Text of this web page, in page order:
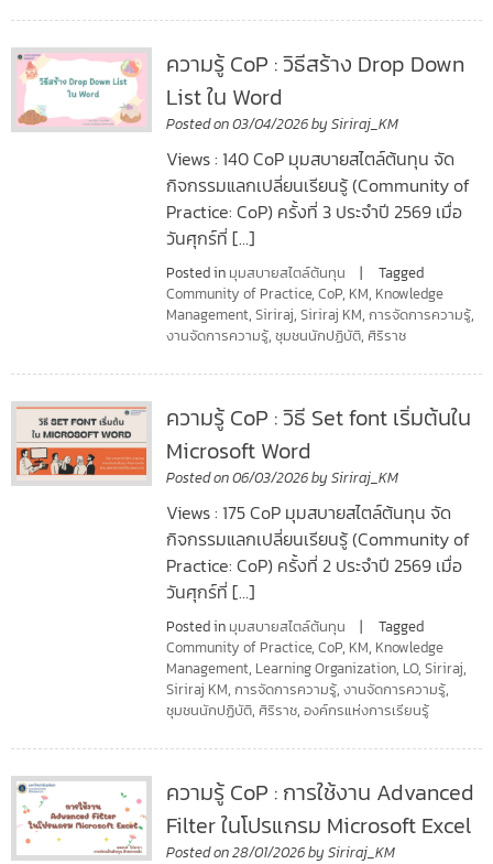
ความรู้ CoP : วิธีสร้าง Drop Down
List ใน Word
Posted on03/04/2026bySiriraj_KM
Views : 140 CoP มุมสบายสไตล์ต้นทุน จัด
กิจกรรมแลกเปลี่ยนเรียนรู้ (Community of
Practice: CoP) ครั้งที่ 3 ประจำปี 2569 เมื่อ
วันศุกร์ที่ […]
Posted in มุมสบายสไตล์ต้นทุน
Tagged
Community of Practice,CoP, KM, Knowledge
Management,Siriraj,Siriraj KM,การจัดการความรู้,
งานจัดการความรู้,ชุมชนนักปฏิบัติ, ศิริราช
ความรู้ CoP : วิธี Set font เริ่มต้นใน
Microsoft Word
Posted on06/03/2026bySiriraj_KM
Views : 175 CoP มุมสบายสไตล์ต้นทุน จัด
กิจกรรมแลกเปลี่ยนเรียนรู้ (Community of
Practice: CoP) ครั้งที่ 2 ประจำปี 2569 เมื่อ
วันศุกร์ที่ […]
Posted in มุมสบายสไตล์ต้นทุน
Tagged
Community of Practice,CoP, KM, Knowledge
Management, Learning Organization, LO,Siriraj,
Siriraj KM,การจัดการความรู้,งานจัดการความรู้,
ชุมชนนักปฏิบัติ, ศิริราช,องค์กรแห่งการเรียนรู้
ความรู้ CoP : การใช้งาน Advanced
Filter ในโปรแกรม Microsoft Excel
Posted on28/01/2026bySiriraj_KM